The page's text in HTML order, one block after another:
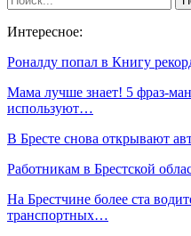
Интересное:
Роналду попал в Книгу
Мама лучше знает! 5 фраз-
используют…
В Бресте снова открывают
Работникам в Брестской
На Брестчине более ста
транспортных…